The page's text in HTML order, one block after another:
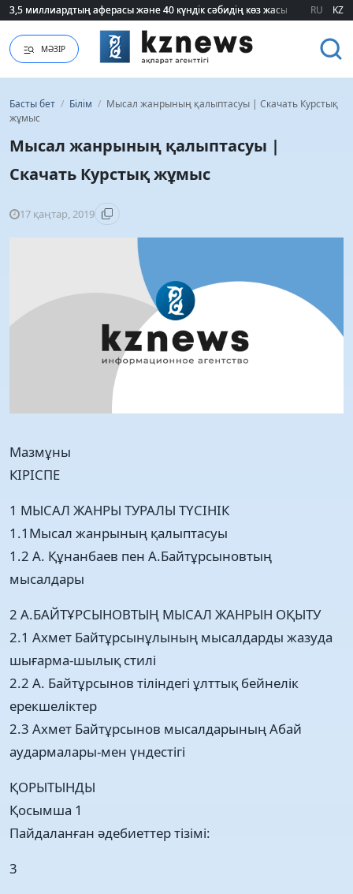
75 мың білім гранты кімдерге бұйырады?
RU KZ
МӘЗІР
Басты бет / Білім / Мысал жанрының қалыптасуы | Скачать Курстық
жұмыс
Мысал жанрының қалыптасуы |
Скачать Курстық жұмыс
17 қаңтар, 2019
Мазмұны
КІРІСПЕ
1 МЫСАЛ ЖАНРЫ ТУРАЛЫ ТҮСІНІК
1.1Мысал жанрының қалыптасуы
1.2 А. Құнанбаев пен А.Байтұрсыновтың
мысалдары
2 А.БАЙТҰРСЫНОВТЫҢ МЫСАЛ ЖАНРЫН ОҚЫТУ
2.1 Ахмет Байтұрсынұлының мысалдарды жазуда
шығарма-шылық стилі
2.2 А. Байтұрсынов тіліндегі ұлттық бейнелік
ерекшеліктер
2.3 Ахмет Байтұрсынов мысалдарының Абай
аудармалары-мен үндестігі
ҚОРЫТЫНДЫ
Қосымша 1
Пайдаланған әдебиеттер тізімі:
3